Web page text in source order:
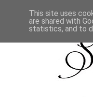
This site uses
are shared with
statistics, and to